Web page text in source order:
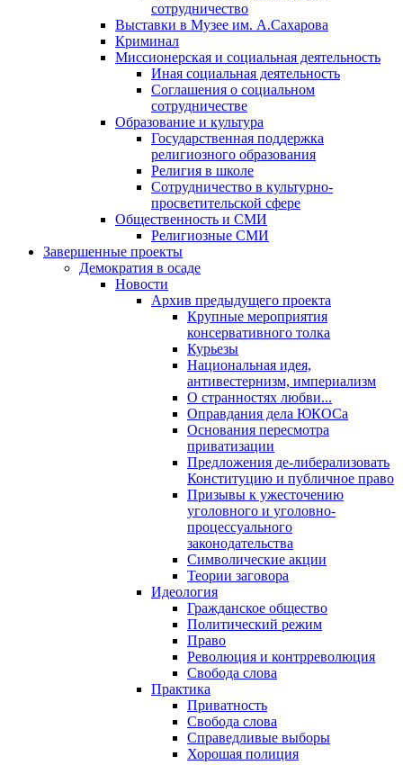
сотрудничество
Выставки в Музее им. А.Сахарова
Криминал
Миссионерская и социальная деятельность
Иная социальная деятельность
Соглашения о социальном
сотрудничестве
Образование и культура
Государственная поддержка
религиозного образования
Религия в школе
Сотрудничество в культурно-
просветительской сфере
Общественность и СМИ
Религиозные СМИ
Завершенные проекты
Демократия в осаде
Новости
Архив предыдущего проекта
Крупные мероприятия
консервативного толка
Курьезы
Национальная идея,
антивестернизм, империализм
О странностях любви...
Оправдания дела ЮКОСа
Основания пересмотра
приватизации
Предложения де-либерализовать
Конституцию и публичное право
Призывы к ужесточению
уголовного и уголовно-
процессуального
законодательства
Символические акции
Теории заговора
Идеология
Гражданское общество
Политический режим
Право
Революция и контрреволюция
Свобода слова
Практика
Приватность
Свобода слова
Справедливые выборы
Хорошая полиция